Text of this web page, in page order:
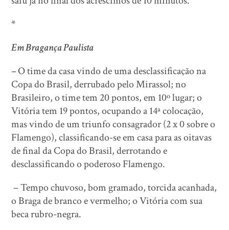
*
Em Bragança Paulista
–O time da casa vindo de uma desclassificação na
Copa do Brasil, derrubado pelo Mirassol; no
Brasileiro, o time tem 20 pontos, em 10º lugar; o
Vitória tem 19 pontos, ocupando a 14ª colocação,
mas vindo de um triunfo consagrador (2 x 0 sobre o
Flamengo), classificando-se em casa para as oitavas
de final da Copa do Brasil, derrotando e
desclassificando o poderoso Flamengo.
– Tempo chuvoso, bom gramado, torcida acanhada,
o Braga de branco e vermelho; o Vitória com sua
beca rubro-negra.